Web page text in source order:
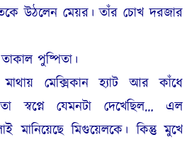
উঠলেন মেয়র। তাঁর চোখ দরজার
পুষ্পিতা।
মেক্সিকান হ্যাট আর কাঁধে
স্বপ্নে যেমনটা দেখেছিল… এল
মানিয়েছে মিগুয়েলকে। কিন্তু মুখে